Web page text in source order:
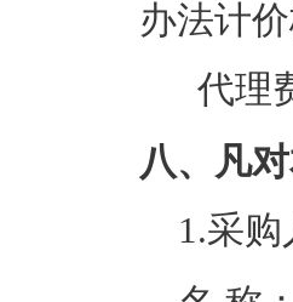
办法计
代理
八、凡
1.采